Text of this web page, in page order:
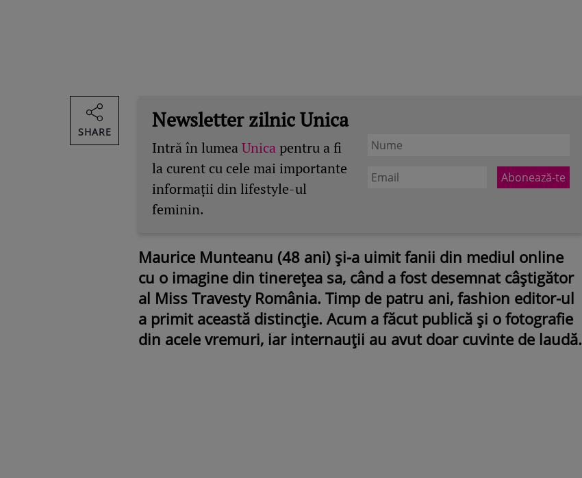
Newsletter zilnic Unica
Intră în lumeaUnica pentru a fi
la curent cu cele mai importante
informații din lifestyle-ul
feminin.
Maurice Munteanu (48 ani) și-a uimit fanii din mediul online
cu o imagine din tinerețea sa, când a fost desemnat câștigător
al Miss Travesty România. Timp de patru ani, fashion editor-ul
a primit această distincție. Acum a făcut publică și o fotografie
din acele vremuri, iar internauții au avut doar cuvinte de laudă.
SHARE
ROMÂNEŞTI VEDETE